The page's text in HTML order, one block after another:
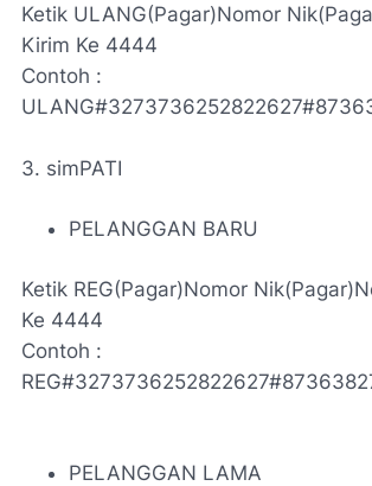
Ketik ULANG(Pagar)Nomor
Kirim Ke 4444
Contoh :
3. simPATI
PELANGGAN BARU
Ketik REG(Pagar)Nomor
Ke 4444
Contoh :
PELANGGAN LAMA